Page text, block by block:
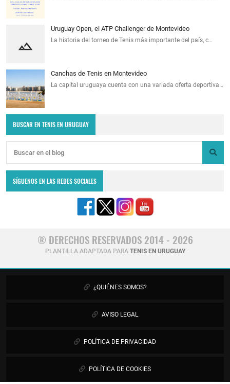
Uruguay Open, el ATP Challenger de Montevideo
La historia del torneo de Tenis más importante del país, c…
Canchas de Tenis en Montevideo
La capital uruguaya cuenta con una variada oferta deportiva…
BUSCAR EN TENIS EN URUGUAY
SÍGUENOS EN LAS REDES SOCIALES
® DERECHOS RESERVADOS 2014 - 2026
PLANTILLA ADAPTADA PARA TENIS EN URUGUAY
¿QUIÉNES SOMOS?
AVISO LEGAL
POLÍTICA DE PRIVACIDAD
POLÍTICA DE COOKIES